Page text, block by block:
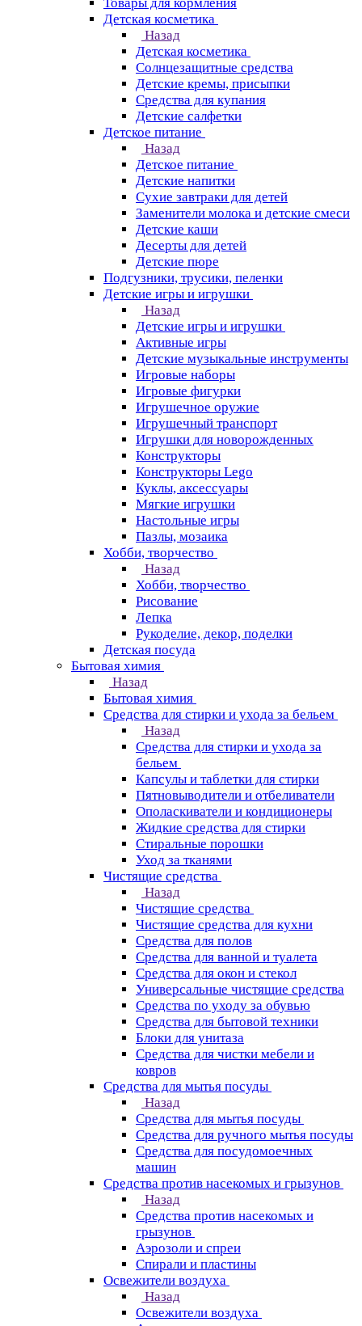
Детская косметика
Назад
Детская косметика
Солнцезащитные средства
Детские кремы, присыпки
Средства для купания
Детские салфетки
Детское питание
Назад
Детское питание
Детские напитки
Сухие завтраки для детей
Заменители молока и детские смеси
Детские каши
Десерты для детей
Детские пюре
Подгузники, трусики, пеленки
Детские игры и игрушки
Назад
Детские игры и игрушки
Активные игры
Детские музыкальные инструменты
Игровые наборы
Игровые фигурки
Игрушечное оружие
Игрушечный транспорт
Игрушки для новорожденных
Конструкторы
Конструкторы Lego
Куклы, аксессуары
Мягкие игрушки
Настольные игры
Пазлы, мозаика
Хобби, творчество
Назад
Хобби, творчество
Рисование
Лепка
Рукоделие, декор, поделки
Детская посуда
Бытовая химия
Назад
Бытовая химия
Средства для стирки и ухода за бельем
Назад
Средства для стирки и ухода за
бельем
Капсулы и таблетки для стирки
Пятновыводители и отбеливатели
Ополаскиватели и кондиционеры
Жидкие средства для стирки
Стиральные порошки
Уход за тканями
Чистящие средства
Назад
Чистящие средства
Чистящие средства для кухни
Средства для полов
Средства для ванной и туалета
Средства для окон и стекол
Универсальные чистящие средства
Средства по уходу за обувью
Средства для бытовой техники
Блоки для унитаза
Средства для чистки мебели и
ковров
Средства для мытья посуды
Назад
Средства для мытья посуды
Средства для ручного мытья посуды
Средства для посудомоечных
машин
Средства против насекомых и грызунов
Назад
Средства против насекомых и
грызунов
Аэрозоли и спреи
Спирали и пластины
Освежители воздуха
Назад
Освежители воздуха